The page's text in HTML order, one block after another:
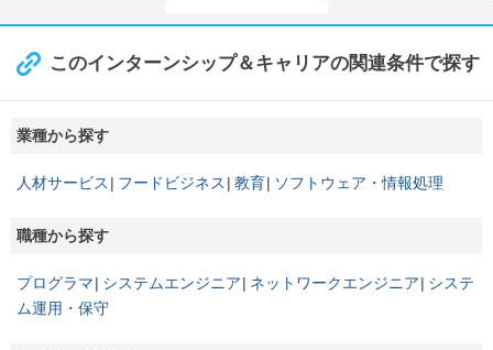
このインターンシップ＆キャリアの関連条件で探す
業種から探す
人材サービス フードビジネス 教育 ソフトウェア・情報処理
職種から探す
プログラマ システムエンジニア ネットワークエンジニア
システ
ム運用・保守